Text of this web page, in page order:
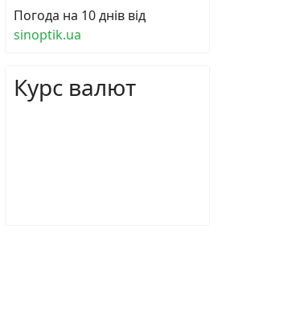
Погода на 10 днів від
sinoptik.ua
Курс валют